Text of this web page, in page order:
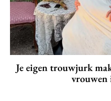
Je eigen trouwjurk
vrouwen